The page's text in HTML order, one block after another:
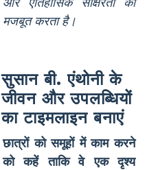
मजबूत करता है।
सुसान बी. एंथोनी के
जीवन और उपलब्धियों
का टाइमलाइन बनाएं
छात्रों को समूहों में काम करने
को कहें ताकि वे एक दृश्य